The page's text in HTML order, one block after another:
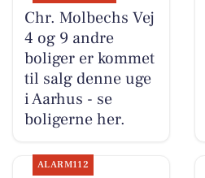
Chr. Molbechs Vej
4 og 9 andre
boliger er kommet
til salg denne uge
i Aarhus - se
boligerne her.
ALARM112